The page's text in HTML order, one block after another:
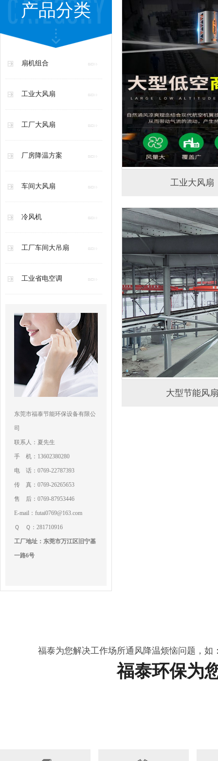
产品分类
扇机组合
工业大风扇
工厂大风扇
厂房降温方案
车间大风扇
冷风机
工厂车间大吊扇
工业省电空调
东莞市福泰节能环保设备有限公
司
联系人：夏先生
手 机：13602380280
电 话：0769-22787393
传 真：0769-26265653
售 后：0769-87953446
E-mail：futai0769@163.com
Ｑ Ｑ：281710916
工厂地址：东莞市万江区旧宁基
一路6号
工业大风扇
大型节能风扇
福泰为您解决工作场所通风降温烦恼问题，
福泰环保为